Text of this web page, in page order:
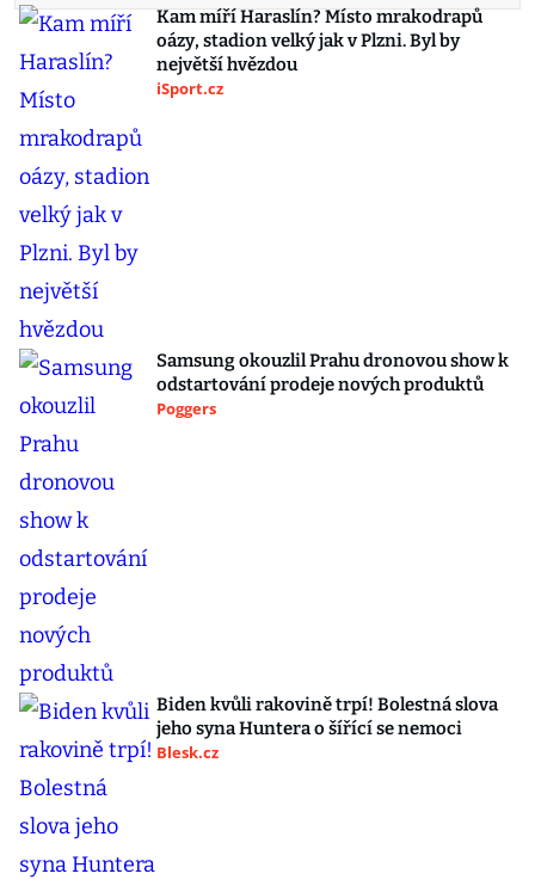
Kam míří Haraslín? Místo mrakodrapů
oázy, stadion velký jak v Plzni. Byl by
největší hvězdou
iSport.cz
Samsung okouzlil Prahu dronovou show k
odstartování prodeje nových produktů
Poggers
Biden kvůli rakovině trpí! Bolestná slova
jeho syna Huntera o šířící se nemoci
Blesk.cz